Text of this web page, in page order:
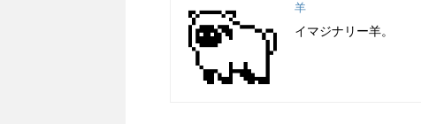
羊
イマジナリー羊。